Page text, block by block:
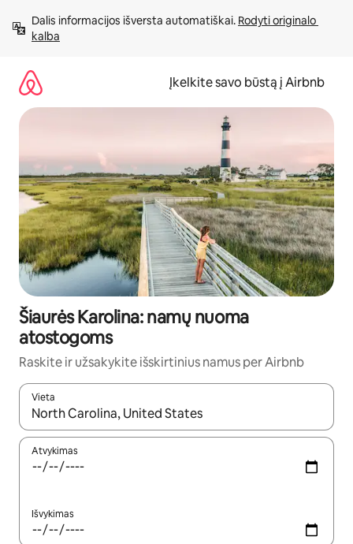
prie
turinio
Dalis informacijos išversta automatiškai. Rodyti originalo
kalba
Įkelkite savo būstą į Airbnb
Šiaurės Karolina: namų nuoma
atostogoms
Raskite ir užsakykite išskirtinius namus per Airbnb
Vieta
Kai pasirodys paieškos rezultatai, juos naršyti galite
Atvykimas
Išvykimas